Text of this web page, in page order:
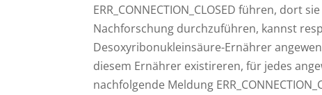
ERR_CONNECTION_CLOSED führen, dort
Nachforschung durchzuführen, kannst
Desoxyribonukleinsäure-Ernährer
diesem Ernährer existireren, für jedes
nachfolgende Meldung